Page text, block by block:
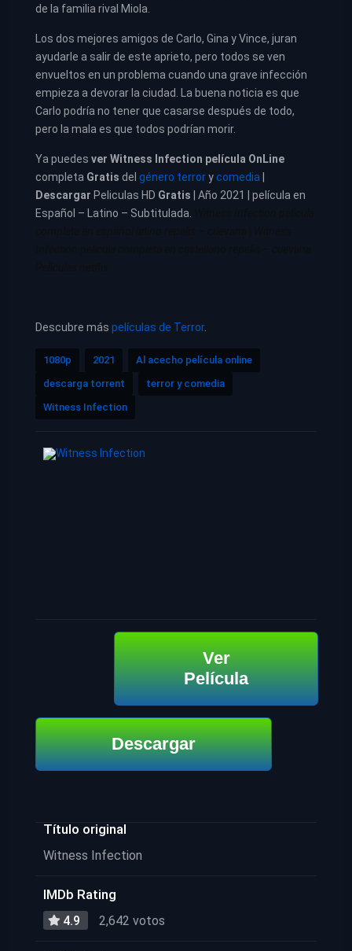
de la familia rival Miola.
Los dos mejores amigos de Carlo, Gina y Vince, juran
ayudarle a salir de este aprieto, pero todos se ven
envueltos en un problema cuando una grave infección
empieza a devorar la ciudad. La buena noticia es que
Carlo podría no tener que casarse después de todo,
pero la mala es que todos podrían morir.
Ya puedes ver Witness Infection película OnLine
completa Gratis del género terrorycomedia
Descargar Peliculas HD Gratis | Año 2021 | película en
Español – Latino – Subtitulada.
Descubre más películas de Terror.
1080p 2021
Al acecho película online
descarga torrent
terror y comedia
Witness Infection
Ver
Película
Descargar
Título original
Witness Infection
IMDb Rating
4.9 2,642 votos